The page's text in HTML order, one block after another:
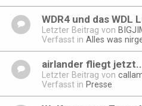
WDR4 und das WDL
Letzter Beitrag von
Verfasst in Alles was
airlander fliegt
Letzter Beitrag von
Verfasst in Presse